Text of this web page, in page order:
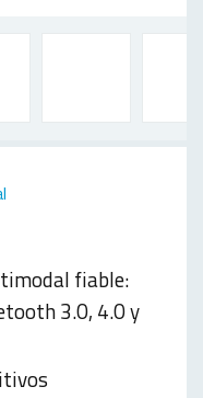
fiable:
3.0, 4.0 y